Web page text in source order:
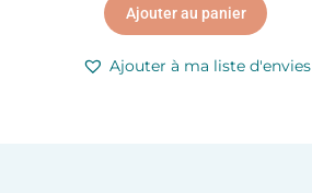
Ajouter au panier
Ajouter à ma liste d'envies